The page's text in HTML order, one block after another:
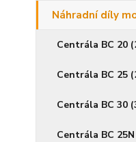
Náhradní díly
Centrála BC 20
Centrála BC 25
Centrála BC 30
Centrála BC 25N